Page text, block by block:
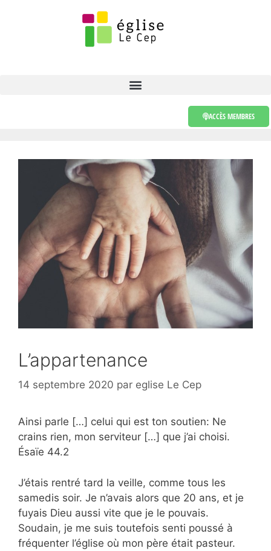
ACCÈS MEMBRES
L’appartenance
14 septembre 2020 par eglise Le Cep
Ainsi parle […] celui qui est ton soutien: Ne
crains rien, mon serviteur […] que j’ai choisi.
Ésaïe 44.2
J’étais rentré tard la veille, comme tous les
samedis soir. Je n’avais alors que 20 ans, et je
fuyais Dieu aussi vite que je le pouvais.
Soudain, je me suis toutefois senti poussé à
fréquenter l’église où mon père était pasteur.